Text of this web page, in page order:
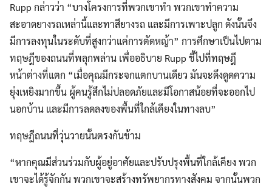
Rupp กล่าวว่า “บางโครงการที่พวกเขาทำ พวกเขาทำความ
สะอาดยางรถเหล่านี้และทาสียางรถ และมีการเพาะปลูก ดังนั้นจึง
มีการลงทุนในระดับที่สูงกว่าแค่การตัดหญ้า” การศึกษาเป็นไปตาม
ทฤษฎีของถนนที่พลุกพล่าน เพื่ออธิบาย Rupp ชี้ไปที่ทฤษฎี
หน้าต่างที่แตก “เมื่อคุณมีกระจกแตกบานเดียว มันจะดึงดูดความ
ยุ่งเหยิงมากขึ้น ผู้คนรู้สึกไม่ปลอดภัยและมีโอกาสน้อยที่จะออกไป
นอกบ้าน และมีการลดลงของพื้นที่ใกล้เคียงในทางลบ”
ทฤษฎีถนนที่วุ่นวายนั้นตรงกันข้าม
“หากคุณมีส่วนร่วมกับผู้อยู่อาศัยและปรับปรุงพื้นที่ใกล้เคียง พวก
เขาจะได้รู้จักกัน พวกเขาจะสร้างทรัพยากรทางสังคม จากนั้นพวก